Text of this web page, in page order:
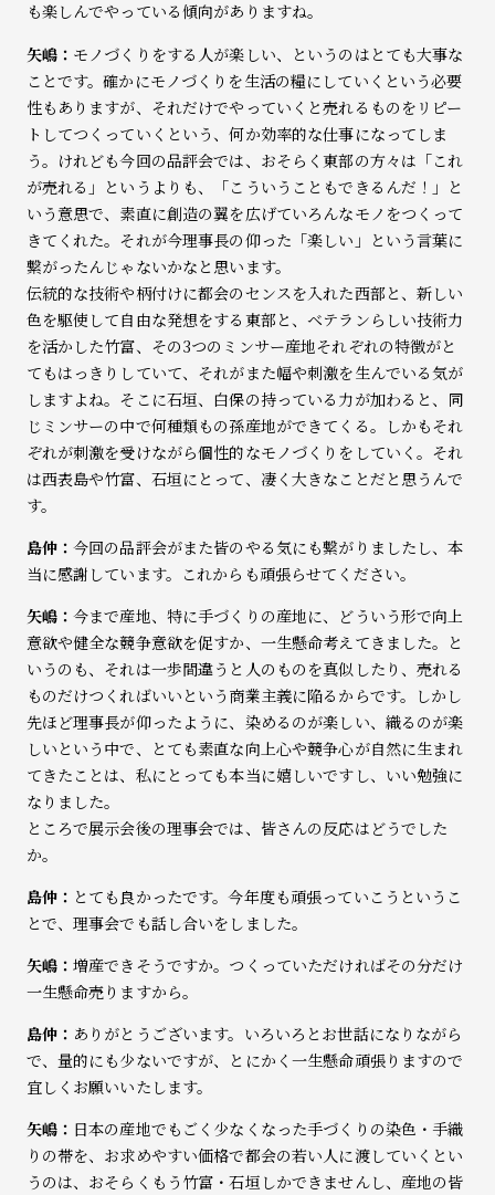
も楽しんでやっている傾向がありますね。
矢嶋： モノづくりをする人が楽しい、というのはとても大事な
ことです。確かにモノづくりを生活の糧にしていくという必要
性もありますが、それだけでやっていくと売れるものをリピー
トしてつくっていくという、何か効率的な仕事になってしま
う。けれども今回の品評会では、おそらく東部の方々は「これ
が売れる」というよりも、「こういうこともできるんだ！」と
いう意思で、素直に創造の翼を広げていろんなモノをつくって
きてくれた。それが今理事長の仰った「楽しい」という言葉に
繋がったんじゃないかなと思います。
伝統的な技術や柄付けに都会のセンスを入れた西部と、新しい
色を駆使して自由な発想をする東部と、ベテランらしい技術力
を活かした竹富、その3つのミンサー産地それぞれの特徴がと
てもはっきりしていて、それがまた幅や刺激を生んでいる気が
しますよね。そこに石垣、白保の持っている力が加わると、同
じミンサーの中で何種類もの孫産地ができてくる。しかもそれ
ぞれが刺激を受けながら個性的なモノづくりをしていく。それ
は西表島や竹富、石垣にとって、凄く大きなことだと思うんで
す。
島仲：今回の品評会がまた皆のやる気にも繋がりましたし、本
当に感謝しています。これからも頑張らせてください。
矢嶋：今まで産地、特に手づくりの産地に、どういう形で向上
意欲や健全な競争意欲を促すか、一生懸命考えてきました。と
いうのも、それは一歩間違うと人のものを真似したり、売れる
ものだけつくればいいという商業主義に陥るからです。しかし
先ほど理事長が仰ったように、染めるのが楽しい、織るのが楽
しいという中で、とても素直な向上心や競争心が自然に生まれ
てきたことは、私にとっても本当に嬉しいですし、いい勉強に
なりました。
ところで展示会後の理事会では、皆さんの反応はどうでした
か。
島仲： とても良かったです。今年度も頑張っていこうというこ
とで、理事会でも話し合いをしました。
矢嶋：増産できそうですか。つくっていただければその分だけ
一生懸命売りますから。
島仲： ありがとうございます。いろいろとお世話になりながら
で、量的にも少ないですが、とにかく一生懸命頑張りますので
宜しくお願いいたします。
矢嶋： 日本の産地でもごく少なくなった手づくりの染色・手織
りの帯を、お求めやすい価格で都会の若い人に渡していくとい
うのは、おそらくもう竹富・石垣しかできませんし、産地の皆